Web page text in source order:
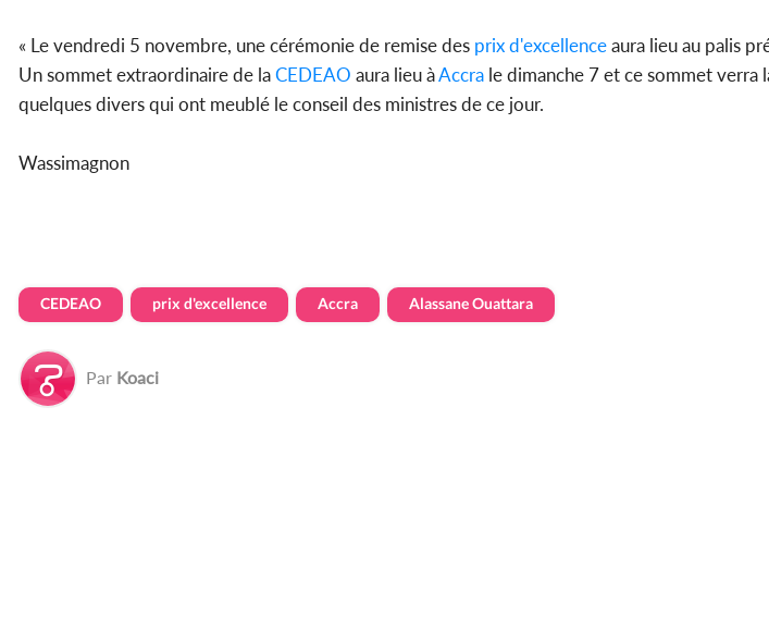
« Le vendredi 5 novembre, une cérémonie de remise des prix d'excellenceaura lieu au palis
Un sommet extraordinaire de laCEDEAO aura lieu àAccra le dimanche 7 et ce sommet verra
quelques divers qui ont meublé le conseil des ministres de ce jour.
Wassimagnon
CEDEAO prix d'excellence Accra Alassane Ouattara
Par Koaci